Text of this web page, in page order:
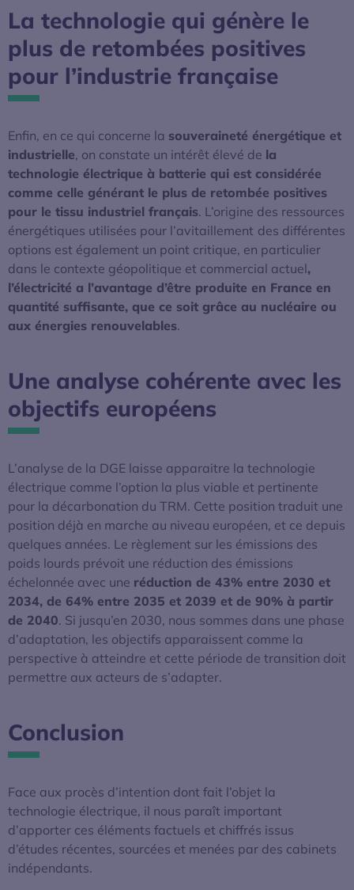
La technologie qui génère le
plus de retombées positives
pour l’industrie française
Enfin, en ce qui concerne la souveraineté énergétique et
industrielle, on constate un intérêt élevé de la
technologie électrique à batterie qui est considérée
comme celle générant le plus de retombée positives
pour le tissu industriel français. L’origine des ressources
énergétiques utilisées pour l’avitaillement des différentes
options est également un point critique, en particulier
dans le contexte géopolitique et commercial actuel,
l’électricité a l’avantage d’être produite en France en
quantité suffisante, que ce soit grâce au nucléaire ou
aux énergies renouvelables.
Une analyse cohérente avec les
objectifs européens
L’analyse de la DGE laisse apparaitre la technologie
électrique comme l’option la plus viable et pertinente
pour la décarbonation du TRM. Cette position traduit une
position déjà en marche au niveau européen, et ce depuis
quelques années. Le règlement sur les émissions des
poids lourds prévoit une réduction des émissions
échelonnée avec une réduction de 43% entre 2030 et
2034, de 64% entre 2035 et 2039 et de 90% à partir
de 2040. Si jusqu’en 2030, nous sommes dans une phase
d’adaptation, les objectifs apparaissent comme la
perspective à atteindre et cette période de transition doit
permettre aux acteurs de s’adapter.
Conclusion
Face aux procès d’intention dont fait l’objet la
technologie électrique, il nous paraît important
d’apporter ces éléments factuels et chiffrés issus
d’études récentes, sourcées et menées par des cabinets
indépendants.